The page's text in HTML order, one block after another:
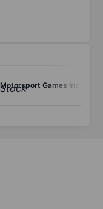
Motorsport Games Inc.